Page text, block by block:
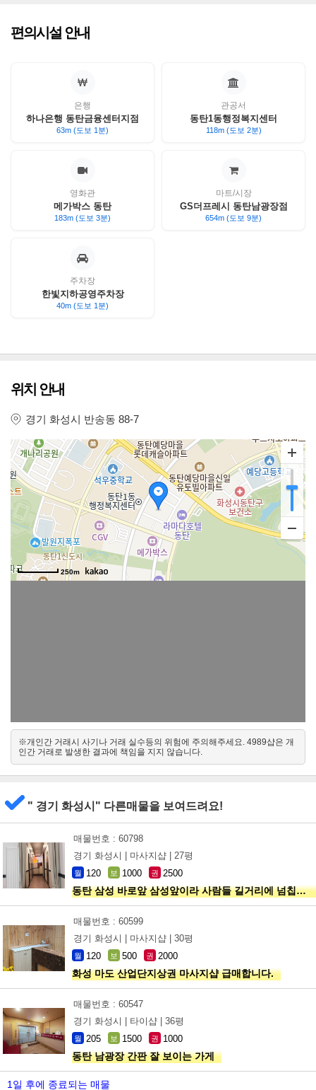
편의시설 안내
은행
하나은행 동탄금융센터지점
63m (도보 1분)
관공서
동탄1동행정복지센터
118m (도보 2분)
영화관
메가박스 동탄
183m (도보 3분)
마트/시장
GS더프레시 동탄남광장점
654m (도보 9분)
주차장
한빛지하공영주차장
40m (도보 1분)
위치 안내
경기 화성시 반송동 88-7
250m
※개인간 거래시 사기나 거래 실수등의 위험에 주의해주세요. 4989샵은 개
인간 거래로 발생한 결과에 책임을 지지 않습니다.
" 경기 화성시" 다른매물을 보여드려요!
매물번호 : 60798
경기 화성시 |
마사지샵 | 27평
월 120 보 1000 권 2500
동탄 삼성 바로앞 삼성앞이라 사람들 길거리에 넘칩니다
매물번호 : 60599
경기 화성시 |
마사지샵 | 30평
월 120 보 500 권 2000
화성 마도 산업단지상권 마사지샵 급매합니다.
매물번호 : 60547
경기 화성시 |
타이샵 | 36평
월 205 보 1500 권 1000
동탄 남광장 간판 잘 보이는 가게
1일 후에 종료되는 매물